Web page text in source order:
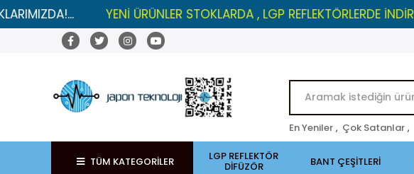
YENİ ÜRÜNLER STOKLARDA , LGP REFLEKTÖRLERDE İNDİRİM.
En Yeniler , Çok Satanlar ,
TÜM KATEGORİLER LGP REFLEKTÖR
DİFÜZÖR BANT ÇEŞİTLERİ